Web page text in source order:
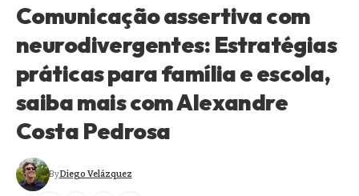
Comunicação assertiva com
neurodivergentes: Estratégias
práticas para família e escola,
saiba mais com Alexandre
Costa Pedrosa
ByDiego Velázquez